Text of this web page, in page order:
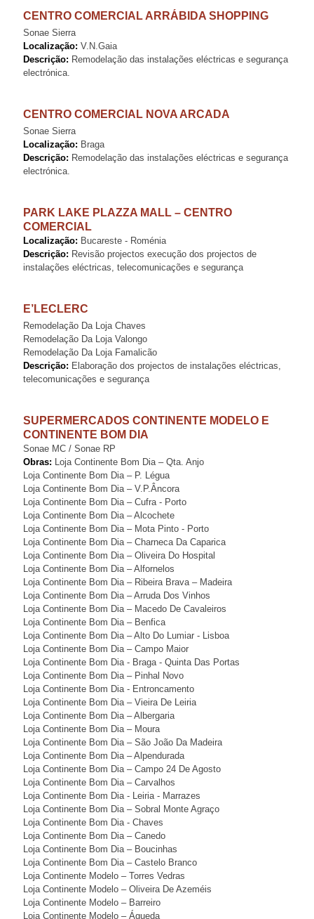
CENTRO COMERCIAL ARRÁBIDA SHOPPING
Sonae Sierra
Localização: V.N.Gaia
Descrição: Remodelação das instalações eléctricas e segurança
electrónica.
CENTRO COMERCIAL NOVA ARCADA
Sonae Sierra
Localização: Braga
Descrição: Remodelação das instalações eléctricas e segurança
electrónica.
PARK LAKE PLAZZA MALL – CENTRO
COMERCIAL
Localização: Bucareste - Roménia
Descrição: Revisão projectos execução dos projectos de
instalações eléctricas, telecomunicações e segurança
E’LECLERC
Remodelação Da Loja Chaves
Remodelação Da Loja Valongo
Remodelação Da Loja Famalicão
Descrição: Elaboração dos projectos de instalações eléctricas,
telecomunicações e segurança
SUPERMERCADOS CONTINENTE MODELO E
CONTINENTE BOM DIA
Sonae MC / Sonae RP
Obras: Loja Continente Bom Dia – Qta. Anjo
Loja Continente Bom Dia – P. Légua
Loja Continente Bom Dia – V.P.Âncora
Loja Continente Bom Dia – Cufra - Porto
Loja Continente Bom Dia – Alcochete
Loja Continente Bom Dia – Mota Pinto - Porto
Loja Continente Bom Dia – Charneca Da Caparica
Loja Continente Bom Dia – Oliveira Do Hospital
Loja Continente Bom Dia – Alfornelos
Loja Continente Bom Dia – Ribeira Brava – Madeira
Loja Continente Bom Dia – Arruda Dos Vinhos
Loja Continente Bom Dia – Macedo De Cavaleiros
Loja Continente Bom Dia – Benfica
Loja Continente Bom Dia – Alto Do Lumiar - Lisboa
Loja Continente Bom Dia – Campo Maior
Loja Continente Bom Dia - Braga - Quinta Das Portas
Loja Continente Bom Dia – Pinhal Novo
Loja Continente Bom Dia - Entroncamento
Loja Continente Bom Dia – Vieira De Leiria
Loja Continente Bom Dia – Albergaria
Loja Continente Bom Dia – Moura
Loja Continente Bom Dia – São João Da Madeira
Loja Continente Bom Dia – Alpendurada
Loja Continente Bom Dia – Campo 24 De Agosto
Loja Continente Bom Dia – Carvalhos
Loja Continente Bom Dia - Leiria - Marrazes
Loja Continente Bom Dia – Sobral Monte Agraço
Loja Continente Bom Dia - Chaves
Loja Continente Bom Dia – Canedo
Loja Continente Bom Dia – Boucinhas
Loja Continente Bom Dia – Castelo Branco
Loja Continente Modelo – Torres Vedras
Loja Continente Modelo – Oliveira De Azeméis
Loja Continente Modelo – Barreiro
Loja Continente Modelo – Águeda